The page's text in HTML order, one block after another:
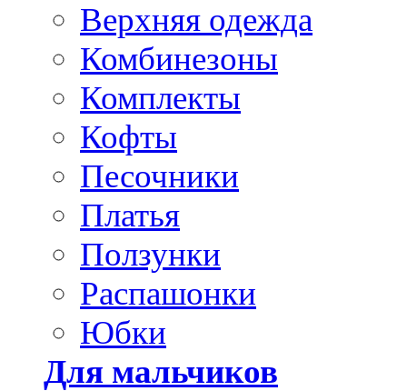
Верхняя одежда
Комбинезоны
Комплекты
Кофты
Песочники
Платья
Ползунки
Распашонки
Юбки
Для мальчиков